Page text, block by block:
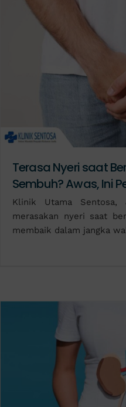
Terasa Nyeri saat
Sembuh? Awas, Ini
Klinik Utama Sentosa,
merasakan nyeri saat
membaik dalam jangka